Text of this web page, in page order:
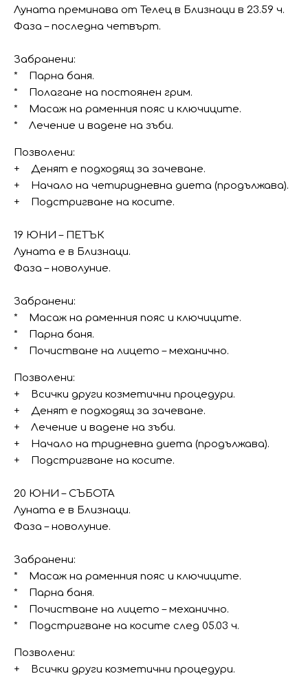
Луната преминава от Телец в Близнаци в 23.59 ч.
Фаза – последна четвърт.
Забранени:
* Парна баня.
* Полагане на постоянен грим.
* Масаж на раменния пояс и ключиците.
* Лечение и вадене на зъби.
Позволени:
+ Денят е подходящ за зачеване.
+ Начало на четиридневна диета (продължава).
+ Подстригване на косите.
19 ЮНИ – ПЕТЪК
Луната е в Близнаци.
Фаза – новолуние.
Забранени:
* Масаж на раменния пояс и ключиците.
* Парна баня.
* Почистване на лицето – механично.
Позволени:
+ Всички други козметични процедури.
+ Денят е подходящ за зачеване.
+ Лечение и вадене на зъби.
+ Начало на тридневна диета (продължава).
+ Подстригване на косите.
20 ЮНИ – СЪБОТА
Луната е в Близнаци.
Фаза – новолуние.
Забранени:
* Масаж на раменния пояс и ключиците.
* Парна баня.
* Почистване на лицето – механично.
* Подстригване на косите след 05.03 ч.
Позволени:
+ Всички други козметични процедури.